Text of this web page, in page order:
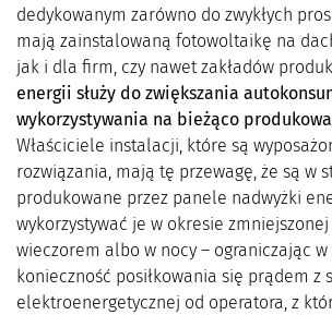
dedykowanym zarówno do zwykłych
mają zainstalowaną fotowoltaikę na
jak i dla firm, czy nawet zakładów
energii służy do zwiększania
wykorzystywania na bieżąco
Właściciele instalacji, które są
rozwiązania, mają tę przewagę, że są w
produkowane przez panele nadwyżki
wykorzystywać je w okresie
wieczorem albo w nocy – ograniczając
konieczność posiłkowania się prądem z
elektroenergetycznej od operatora, z